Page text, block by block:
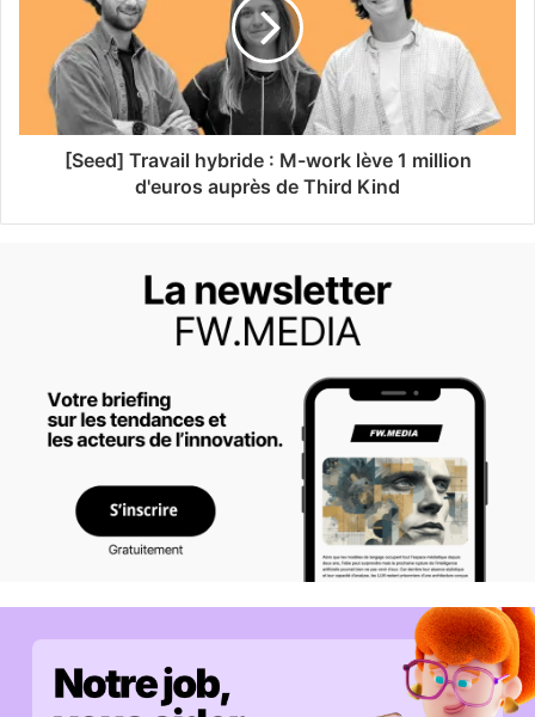
[Seed] Travail hybride : M-work lève 1 million
d'euros auprès de Third Kind